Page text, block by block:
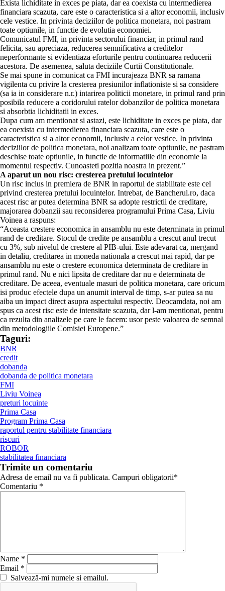
Exista lichiditate in exces pe piata, dar ea coexista cu intermedierea
financiara scazuta, care este o caracteristica si a altor economii, inclusiv
cele vestice. In privinta deciziilor de politica monetara, noi pastram
toate optiunile, in functie de evolutia economiei.
Comunicatul FMI, in privinta sectorului financiar, in primul rand
felicita, sau apreciaza, reducerea semnificativa a creditelor
neperformante si evidentiaza eforturile pentru continuarea reducerii
acestora. De asemenea, saluta deciziile Curtii Constitutionale.
Se mai spune in comunicat ca FMI incurajeaza BNR sa ramana
vigilenta cu privire la cresterea presiunilor inflationiste si sa considere
(sa ia in considerare n.r.) intarirea politicii monetare, in primul rand prin
posibila reducere a coridorului ratelor dobanzilor de politica monetara
si absorbtia lichiditatii in exces.
Dupa cum am mentionat si astazi, este lichiditate in exces pe piata, dar
ea coexista cu intermedierea financiara scazuta, care este o
caracteristica si a altor economii, inclusiv a celor vestice. In privinta
deciziilor de politica monetara, noi analizam toate optiunile, ne pastram
deschise toate optiunile, in functie de informatiile din economie la
momentul respectiv. Cunoasteti pozitia noastra in prezent.”
A aparut un nou risc: cresterea pretului locuintelor
Un risc inclus in premiera de BNR in raportul de stabilitate este cel
privind cresterea pretului locuintelor. Intrebat, de Bancherul.ro, daca
acest risc ar putea determina BNR sa adopte restrictii de creditare,
majorarea dobanzii sau reconsiderea programului Prima Casa, Liviu
Voinea a raspuns:
“Aceasta crestere economica in ansamblu nu este determinata in primul
rand de creditare. Stocul de credite pe ansamblu a crescut anul trecut
cu 3%, sub nivelul de crestere al PIB-ului. Este adevarat ca, mergand
in detaliu, creditarea in moneda nationala a crescut mai rapid, dar pe
ansamblu nu este o crestere economica determinata de creditare in
primul rand. Nu e nici lipsita de creditare dar nu e determinata de
creditare. De aceea, eventuale masuri de politica monetara, care oricum
isi produc efectele dupa un anumit interval de timp, s-ar putea sa nu
aiba un impact direct asupra aspectului respectiv. Deocamdata, noi am
spus ca acest risc este de intensitate scazuta, dar l-am mentionat, pentru
ca rezulta din analizele pe care le facem: usor peste valoarea de semnal
din metodologiile Comisiei Europene.”
Taguri:
BNR
credit
dobanda
dobanda de politica monetara
FMI
Liviu Voinea
preturi locuinte
Prima Casa
Program Prima Casa
raportul pentru stabilitate financiara
riscuri
ROBOR
stabilitatea financiara
Trimite un comentariu
Adresa de email nu va fi publicata. Campuri obligatorii*
Comentariu *
Name *
Email *
Salvează-mi numele si emailul.